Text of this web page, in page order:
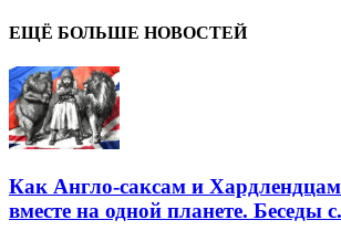
ЕЩЁ БОЛЬШЕ НОВОСТЕЙ
Как Англо-саксам и
вместе на одной планете. Беседы